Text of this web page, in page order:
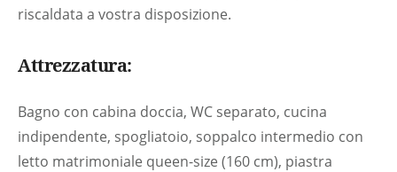
riscaldata a vostra disposizione.
Attrezzatura:
Bagno con cabina doccia, WC separato, cucina
indipendente, spogliatoio, soppalco intermedio con
letto matrimoniale queen-size (160 cm), piastra